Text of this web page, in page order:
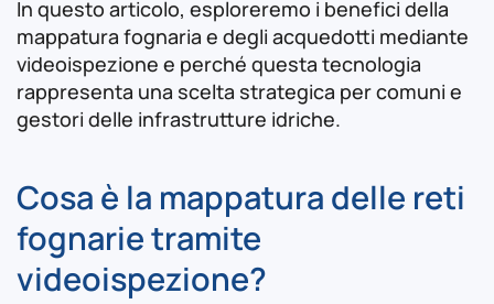
In questo articolo, esploreremo i benefici della
mappatura fognaria e degli acquedotti mediante
videoispezione e perché questa tecnologia
rappresenta una scelta strategica per comuni e
gestori delle infrastrutture idriche.
Cosa è la mappatura delle reti
fognarie tramite
videoispezione?